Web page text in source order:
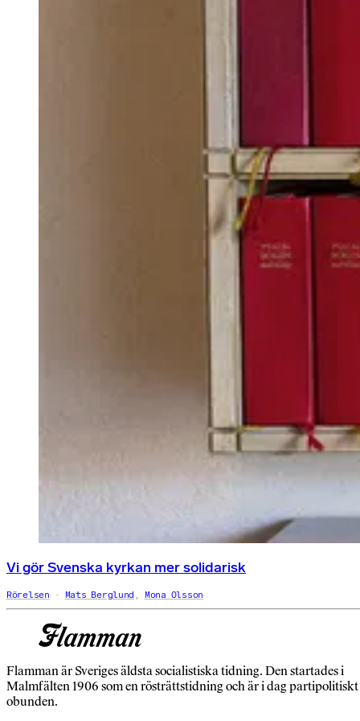
Vi gör Svenska kyrkan mer solidarisk
Rörelsen Mats Berglund , Mona Olsson
Flamman är Sveriges äldsta socialistiska tidning. Den startades i
Malmfälten 1906 som en rösträttstidning och är i dag partipolitiskt
obunden.